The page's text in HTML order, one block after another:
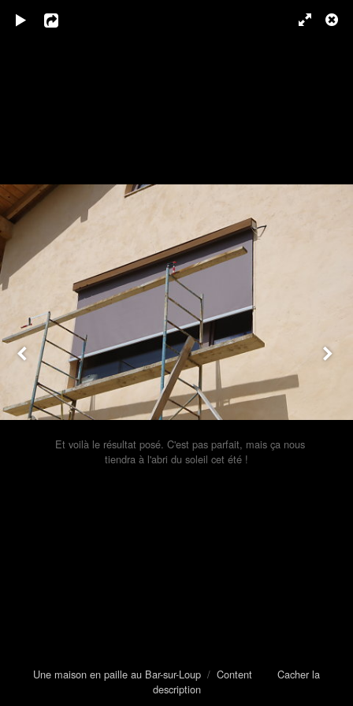
Et voilà le résultat posé. C'est pas parfait, mais ça nous
tiendra à l'abri du soleil cet été !
Une maison en paille au Bar-sur-Loup / Content
Cacher la
description